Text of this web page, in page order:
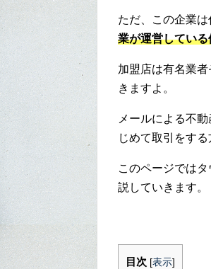
ただ、この企業
業が運営してい
加盟店は有名業
きますよ。
メールによる不
じめて取引をす
このページでは
説していきます。
目次 [表示]